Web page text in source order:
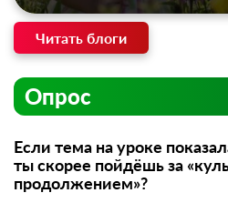
Читать блоги
Опрос
Если тема на уроке
ты скорее пойдёшь за
продолжением»?